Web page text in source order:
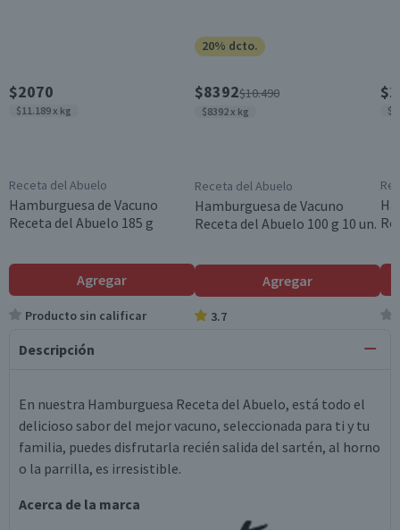
$2070
$11.189 x kg
Receta del Abuelo
Hamburguesa de Vacuno
Receta del Abuelo 185 g
Agregar
Producto sin calificar
20% dcto.
$8392$10.490
$8392 x kg
Receta del Abuelo
Hamburguesa de Vacuno
Receta del Abuelo 100 g 10 un.
Agregar
3.7
Descripción
En nuestra Hamburguesa Receta del Abuelo, está todo el
delicioso sabor del mejor vacuno, seleccionada para ti y tu
familia, puedes disfrutarla recién salida del sartén, al horno
o la parrilla, es irresistible.
Acerca de la marca